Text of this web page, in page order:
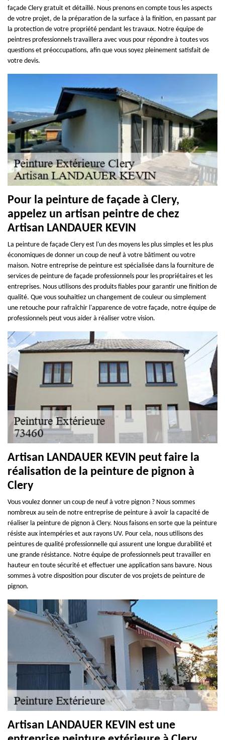
façade Clery gratuit et détaillé. Nous prenons en compte tous les aspects
de votre projet, de la préparation de la surface à la finition, en passant par
la protection de votre propriété pendant les travaux. Notre équipe de
peintres professionnels travaillera avec vous pour répondre à toutes vos
questions et préoccupations, afin que vous soyez pleinement satisfait de
votre devis.
Pour la peinture de façade à Clery,
appelez un artisan peintre de chez
Artisan LANDAUER KEVIN
La peinture de façade Clery est l'un des moyens les plus simples et les plus
économiques de donner un coup de neuf à votre bâtiment ou votre
maison. Notre entreprise de peinture est spécialisée dans la fourniture de
services de peinture de façade professionnels pour les propriétaires et les
entreprises. Nous utilisons des produits fiables pour garantir une finition de
qualité. Que vous souhaitiez un changement de couleur ou simplement
une retouche pour rafraîchir l'apparence de votre façade, notre équipe de
professionnels peut vous aider à réaliser votre vision.
Artisan LANDAUER KEVIN peut faire la
réalisation de la peinture de pignon à
Clery
Vous voulez donner un coup de neuf à votre pignon ? Nous sommes
nombreux au sein de notre entreprise de peinture à avoir la capacité de
réaliser la peinture de pignon à Clery. Nous faisons en sorte que la peinture
résiste aux intempéries et aux rayons UV. Pour cela, nous utilisons des
peintures de qualité professionnelle qui assurent une longue durabilité et
une grande résistance. Notre équipe de professionnels peut travailler en
hauteur en toute sécurité et effectuer une application sans bavure. Nous
sommes à votre disposition pour discuter de vos projets de peinture de
pignon.
Artisan LANDAUER KEVIN est une